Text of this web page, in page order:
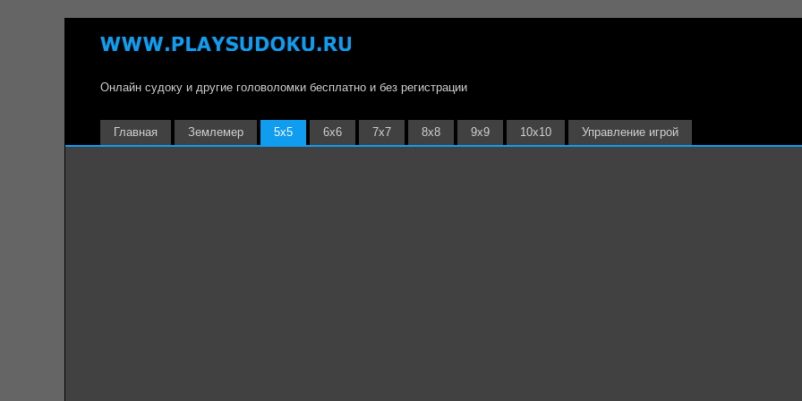
Онлайн судоку и другие головоломки бесплатно и без регистрации
Главная Землемер 5х5 6х6 7х7 8х8 9х9 10х10 Управление игрой